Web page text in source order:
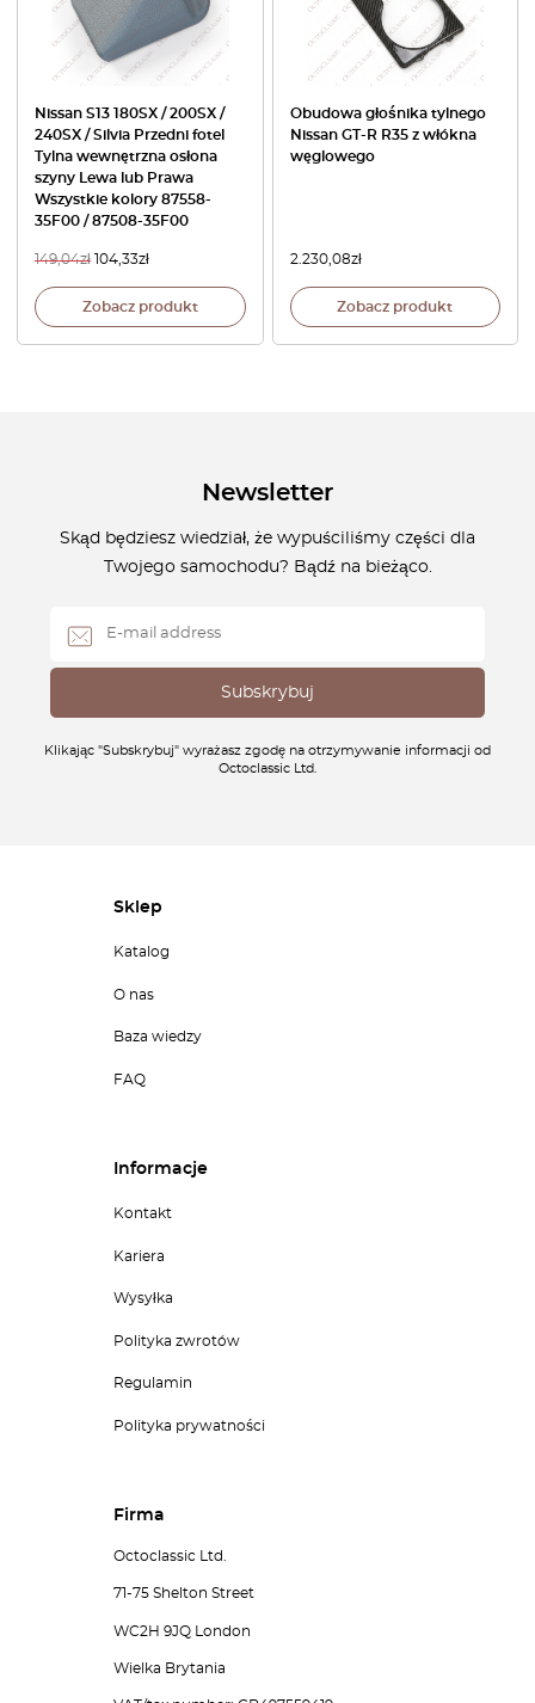
Nissan S13 180SX / 200SX /
240SX / Silvia Przedni fotel
Tylna wewnętrzna osłona
szyny Lewa lub Prawa
Wszystkie kolory 87558-
35F00 / 87508-35F00
149,04zł 104,33zł
Zobacz produkt
Obudowa głośnika tylnego
Nissan GT-R R35 z włókna
węglowego
2.230,08zł
Zobacz produkt
Newsletter
Skąd będziesz wiedział, że wypuściliśmy części dla
Twojego samochodu? Bądź na bieżąco.
Klikając "Subskrybuj" wyrażasz zgodę na otrzymywanie informacji od
Octoclassic Ltd.
Sklep
Katalog
O nas
Baza wiedzy
FAQ
Informacje
Kontakt
Kariera
Wysyłka
Polityka zwrotów
Regulamin
Polityka prywatności
Firma
Octoclassic Ltd.
71-75 Shelton Street
WC2H 9JQ London
Wielka Brytania